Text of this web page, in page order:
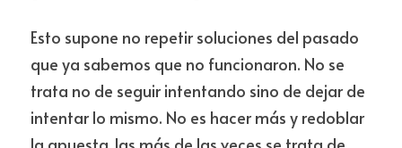
Esto supone no repetir soluciones del pasado
que ya sabemos que no funcionaron. No se
trata no de seguir intentando sino de dejar de
intentar lo mismo. No es hacer más y redoblar